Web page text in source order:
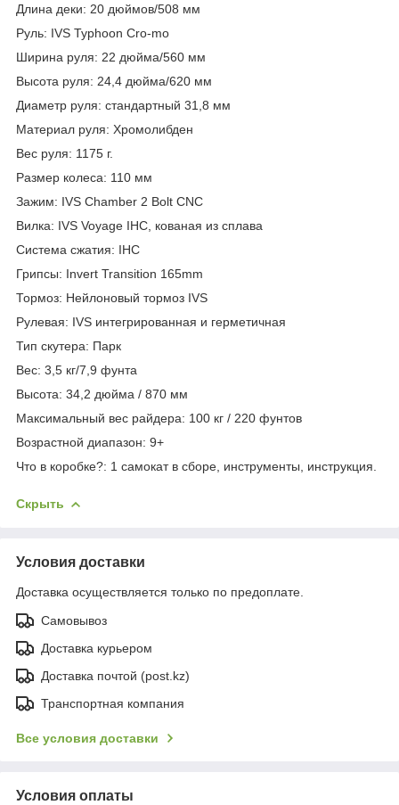
Длина деки: 20 дюймов/508 мм
Руль: IVS Typhoon Cro-mo
Ширина руля: 22 дюйма/560 мм
Высота руля: 24,4 дюйма/620 мм
Диаметр руля: стандартный 31,8 мм
Материал руля: Хромолибден
Вес руля: 1175 г.
Размер колеса: 110 мм
Зажим: IVS Chamber 2 Bolt CNC
Вилка: IVS Voyage IHC, кованая из сплава
Система сжатия: IHC
Грипсы: Invert Transition 165mm
Тормоз: Нейлоновый тормоз IVS
Рулевая: IVS интегрированная и герметичная
Тип скутера: Парк
Вес: 3,5 кг/7,9 фунта
Высота: 34,2 дюйма / 870 мм
Максимальный вес райдера: 100 кг / 220 фунтов
Возрастной диапазон: 9+
Что в коробке?: 1 самокат в сборе, инструменты, инструкция.
Скрыть
Условия доставки
Доставка осуществляется только по предоплате.
Самовывоз
Доставка курьером
Доставка почтой (post.kz)
Транспортная компания
Все условия доставки
Условия оплаты